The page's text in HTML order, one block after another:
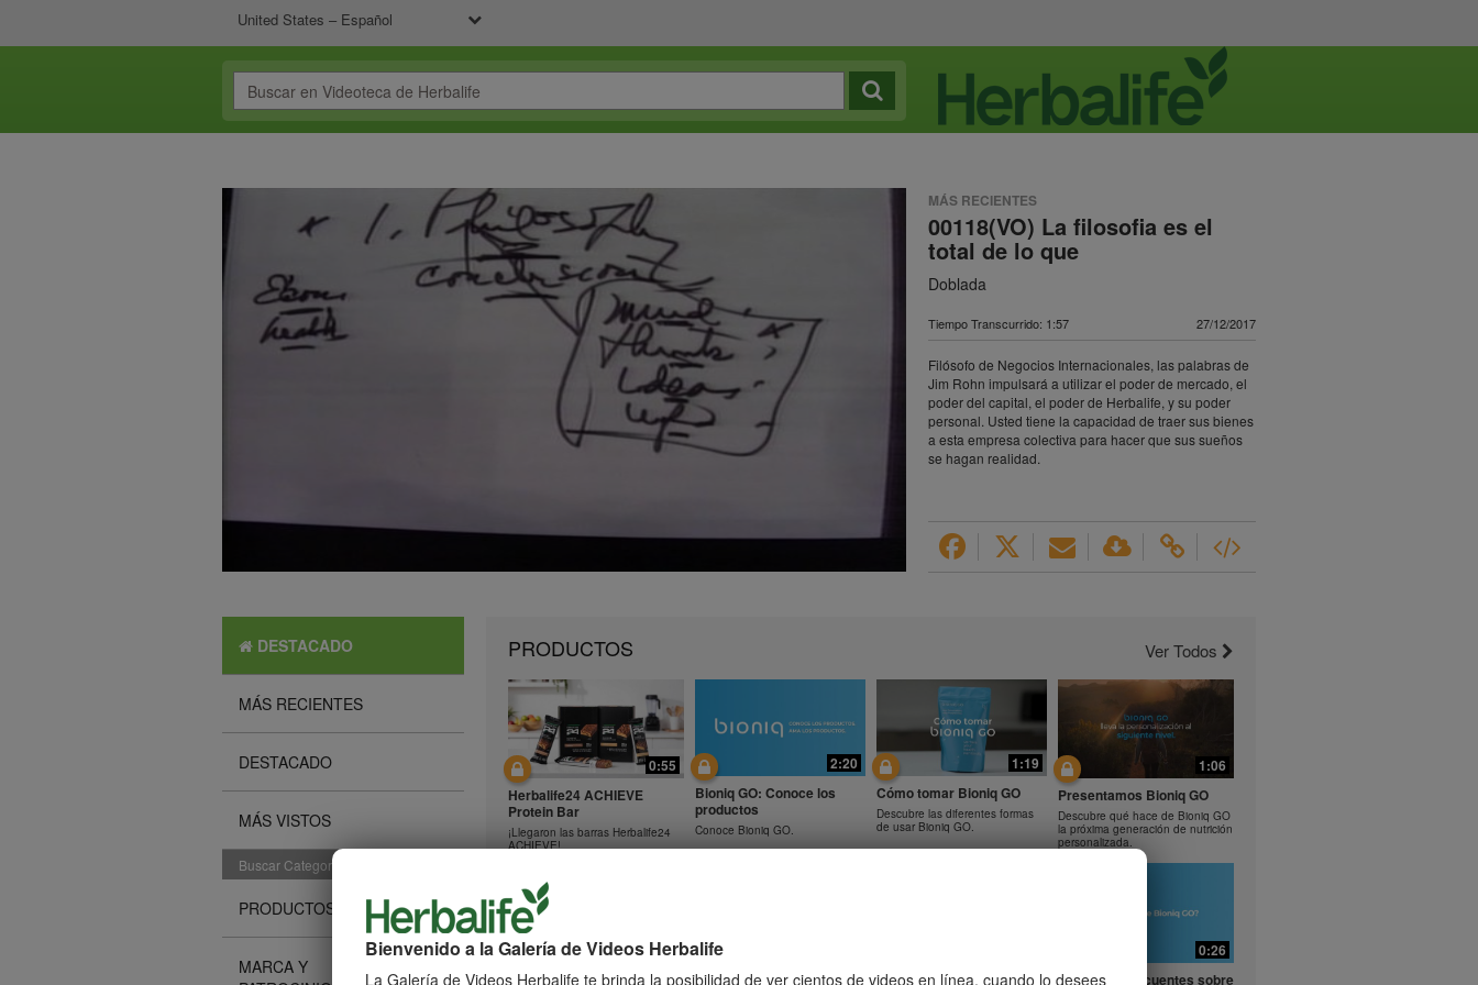
United States – Español
Bienvenido a la Galería de Videos Herbalife
La Galería de Videos Herbalife te brinda la posibilidad de ver cientos de videos en línea, cuando lo desees
MÁS RECIENTES
00118(VO) La filosofia es el
total de lo que
Doblada
Tiempo Transcurrido: 1:57 27/12/2017
Filósofo de Negocios Internacionales, las palabras de
Jim Rohn impulsará a utilizar el poder de mercado, el
poder del capital, el poder de Herbalife, y su poder
personal. Usted tiene la capacidad de traer sus bienes
a esta empresa colectiva para hacer que sus sueños
se hagan realidad.
DESTACADO
MÁS RECIENTES
DESTACADO
MÁS VISTOS
Buscar Categorías
PRODUCTOS
MARCA Y
PRODUCTOS Ver Todos
0:55
Herbalife24 ACHIEVE
Protein Bar
¡Llegaron las barras Herbalife24
ACHIEVE!
2:20
Bioniq GO: Conoce los
productos
Conoce Bioniq GO.
1:19
Cómo tomar Bioniq GO
Descubre las diferentes formas
de usar Bioniq GO.
1:06
Presentamos Bioniq GO
Descubre qué hace de Bioniq GO
la próxima generación de nutrición
personalizada.
0:41
Preguntas frecuentes sobre
Preguntas frecuentes
Preguntas frecuentes
0:26
Preguntas frecuentes sobre